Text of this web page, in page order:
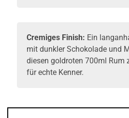
Cremiges Finish: Ein
mit dunkler Schokolade und
diesen goldroten 700ml Rum
für echte Kenner.